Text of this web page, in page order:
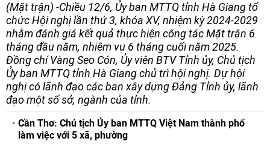
(Mặt trận) -Chiều 12/6, Ủy ban MTTQ tỉnh Hà Giang tổ
chức Hội nghị lần thứ 3, khóa XV, nhiệm kỳ 2024-2029
nhằm đánh giá kết quả thực hiện công tác Mặt trận 6
tháng đầu năm, nhiệm vụ 6 tháng cuối năm 2025.
Đồng chí Vàng Seo Cón, Ủy viên BTV Tỉnh ủy, Chủ tịch
Ủy ban MTTQ tỉnh Hà Giang chủ trì hội nghị. Dự hội
nghị có lãnh đạo các ban xây dựng Đảng Tỉnh ủy, lãnh
đạo một số sở, ngành của tỉnh.
Cần Thơ: Chủ tịch Ủy ban MTTQ Việt Nam thành phố
làm việc với 5 xã, phường